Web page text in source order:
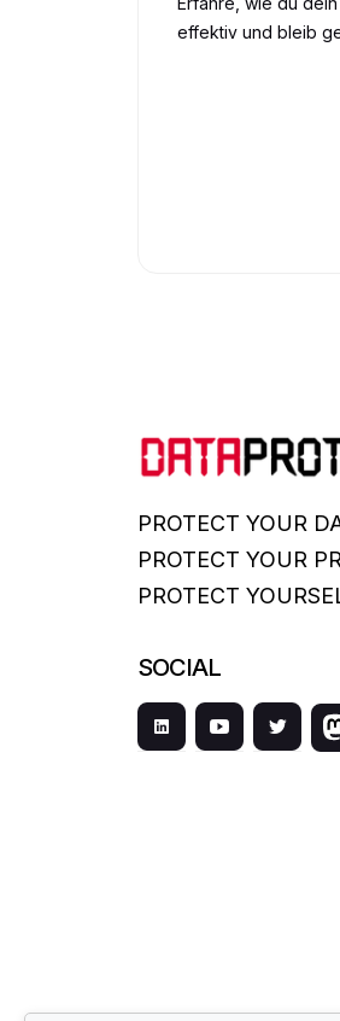
effektiv und bleib
PROTECT YOUR
PROTECT YOUR
PROTECT
SOCIAL